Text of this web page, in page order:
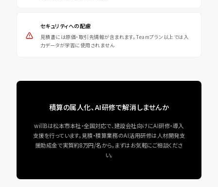
セキュリティへの配慮
見積書には原価・取引先情報が含まれます。Teamプラン以上では入
力データが学習に使用されません
積算の属人化、AI研修で解消しませんか
willBは松本市本社・全国対応で、建設会社向けにAI研修・導入
支援を行っています。見積・積算業務のAI活用研修は人材開発支
援助成金で実質約8万円/名から。まずはお気軽にご相談くださ
い。